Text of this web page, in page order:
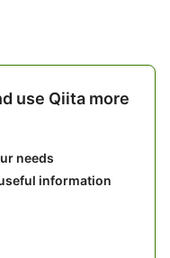
use Qiita more
needs
information